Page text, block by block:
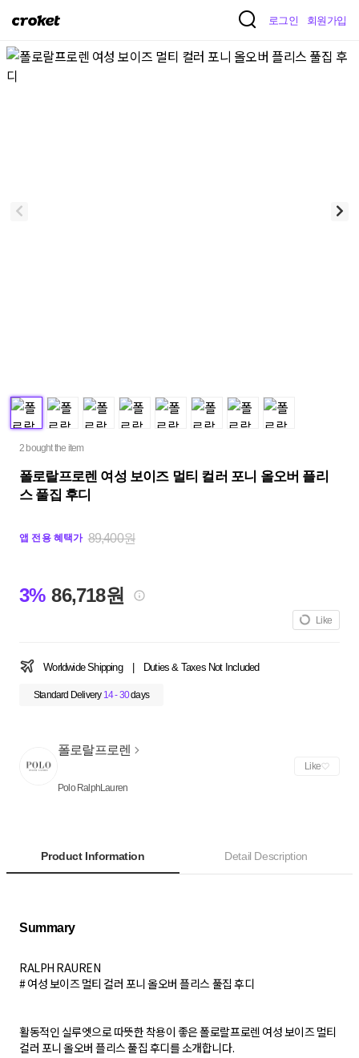
크
켓
로그인 회원가입
2 bought the item
폴로랄프로렌 여성 보이즈 멀티 컬러 포니 올오버 플리
스 풀집 후디
앱 전용 혜택가 89,400원
3% 86,718원
Like
Worldwide Shipping Duties & Taxes Not Included
Standard Delivery 14 - 30days
폴로랄프로렌
Polo RalphLauren
Like
Product Information Detail Description
Summary
RALPH RAUREN
# 여성 보이즈 멀티 컬러 포니 올오버 플리스 풀집 후디
활동적인 실루엣으로 따뜻한 착용이 좋은 폴로랄프로렌 여성 보이즈 멀티
컬러 포니 올오버 플리스 풀집 후디를 소개합니다.